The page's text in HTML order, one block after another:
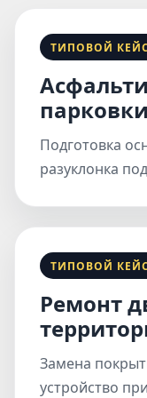
ТИПОВОЙ КЕЙС
парковки
Подготовка
разуклонка
ТИПОВОЙ КЕЙС
Ремонт
Замена
устройство